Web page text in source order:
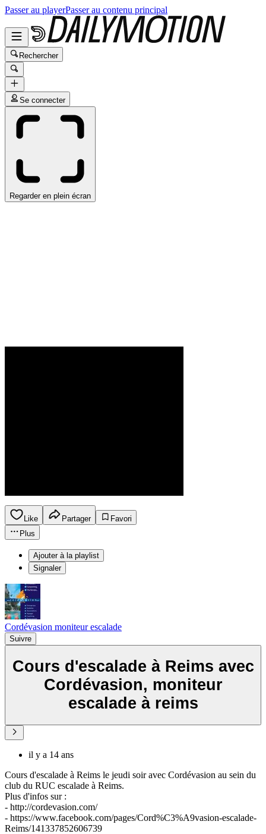
Passer au playerPasser au contenu principal
Rechercher
Se connecter
Regarder en plein écran
Like Partager
Favori
Plus
Ajouter à la playlist
Signaler
Cordévasion moniteur escalade
Suivre
Cours d'escalade à Reims avec
Cordévasion, moniteur
escalade à reims
il y a 14 ans
Cours d'escalade à Reims le jeudi soir avec Cordévasion au sein du
club du RUC escalade à Reims.
Plus d'infos sur :
- http://cordevasion.com/
- https://www.facebook.com/pages/Cord%C3%A9vasion-escalade-
Reims/141337852606739